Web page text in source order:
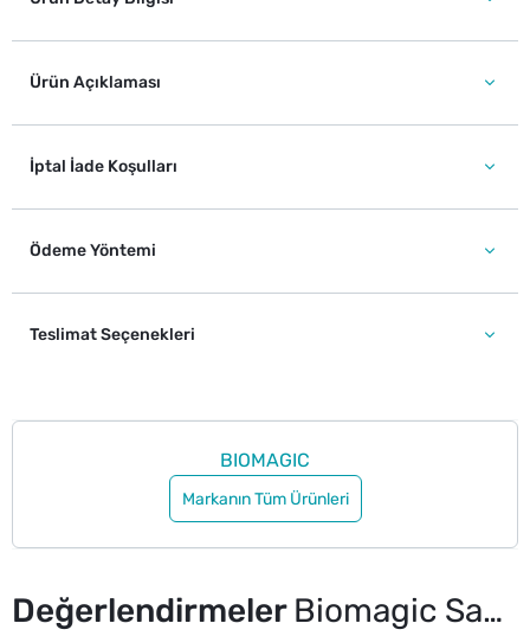
Ürün Açıklaması
İptal İade Koşulları
Ödeme Yöntemi
Teslimat Seçenekleri
BIOMAGIC
Markanın Tüm Ürünleri
Değerlendirmeler Biomagic Saç Boyası Şarap Kızılı No: 55.55